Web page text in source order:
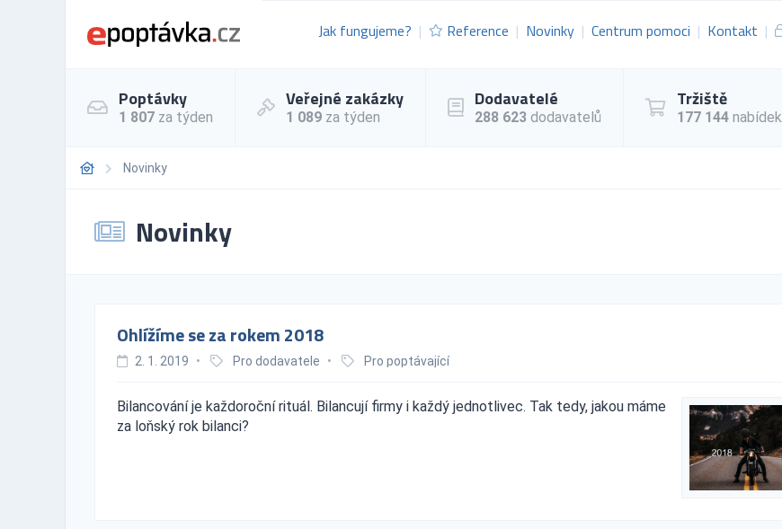
Jak fungujeme? Reference Novinky Centrum pomoci Kontakt
Poptávky
1 807 za týden
Veřejné zakázky
1 089 za týden
Dodavatelé
288 623 dodavatelů
Tržiště
177 144 nabídek
Novinky
Novinky
Ohlížíme se za rokem 2018
2. 1. 2019 • Pro dodavatele • Pro poptávající
Bilancování je každoroční rituál. Bilancují firmy i každý jednotlivec. Tak tedy, jakou máme
za loňský rok bilanci?